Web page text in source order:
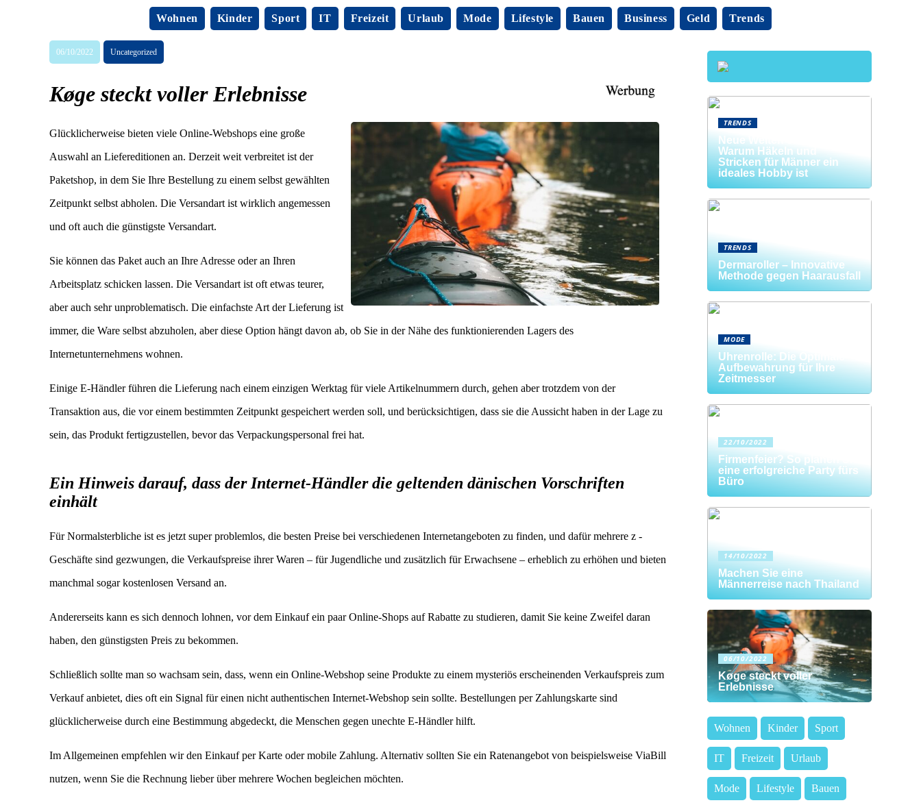
Wohnen Kinder Sport IT Freizeit Urlaub Mode Lifestyle Bauen Business Geld Trends
06/10/2022 Uncategorized
Køge steckt voller Erlebnisse
Glücklicherweise bieten viele Online-Webshops eine große
Auswahl an Liefereditionen an. Derzeit weit verbreitet ist der
Paketshop, in dem Sie Ihre Bestellung zu einem selbst gewählten
Zeitpunkt selbst abholen. Die Versandart ist wirklich angemessen
und oft auch die günstigste Versandart.
Sie können das Paket auch an Ihre Adresse oder an Ihren
Arbeitsplatz schicken lassen. Die Versandart ist oft etwas teurer,
aber auch sehr unproblematisch. Die einfachste Art der Lieferung ist
immer, die Ware selbst abzuholen, aber diese Option hängt davon ab, ob Sie in der Nähe des funktionierenden Lagers des
Internetunternehmens wohnen.
Einige E-Händler führen die Lieferung nach einem einzigen Werktag für viele Artikelnummern durch, gehen aber trotzdem von der
Transaktion aus, die vor einem bestimmten Zeitpunkt gespeichert werden soll, und berücksichtigen, dass sie die Aussicht haben in der Lage zu
sein, das Produkt fertigzustellen, bevor das Verpackungspersonal frei hat.
Ein Hinweis darauf, dass der Internet-Händler die geltenden dänischen Vorschriften
einhält
Für Normalsterbliche ist es jetzt super problemlos, die besten Preise bei verschiedenen Internetangeboten zu finden, und dafür mehrere z -
Geschäfte sind gezwungen, die Verkaufspreise ihrer Waren – für Jugendliche und zusätzlich für Erwachsene – erheblich zu erhöhen und bieten
manchmal sogar kostenlosen Versand an.
Andererseits kann es sich dennoch lohnen, vor dem Einkauf ein paar Online-Shops auf Rabatte zu studieren, damit Sie keine Zweifel daran
haben, den günstigsten Preis zu bekommen.
Schließlich sollte man so wachsam sein, dass, wenn ein Online-Webshop seine Produkte zu einem mysteriös erscheinenden Verkaufspreis zum
Verkauf anbietet, dies oft ein Signal für einen nicht authentischen Internet-Webshop sein sollte. Bestellungen per Zahlungskarte sind
glücklicherweise durch eine Bestimmung abgedeckt, die Menschen gegen unechte E-Händler hilft.
Im Allgemeinen empfehlen wir den Einkauf per Karte oder mobile Zahlung. Alternativ sollten Sie ein Ratenangebot von beispielsweise ViaBill
nutzen, wenn Sie die Rechnung lieber über mehrere Wochen begleichen möchten.
TRENDS
Neue Welten entdecken:
Warum Häkeln und
Stricken für Männer ein
ideales Hobby ist
TRENDS
Dermaroller – Innovative
Methode gegen Haarausfall
MODE
Uhrenrolle: Die Optimale
Aufbewahrung für Ihre
Zeitmesser
22/10/2022
Firmenfeier? So planen Sie
eine erfolgreiche Party fürs
Büro
14/10/2022
Machen Sie eine
Männerreise nach Thailand
06/10/2022
Køge steckt voller
Erlebnisse
Wohnen Kinder Sport
IT Freizeit Urlaub
Mode Lifestyle Bauen